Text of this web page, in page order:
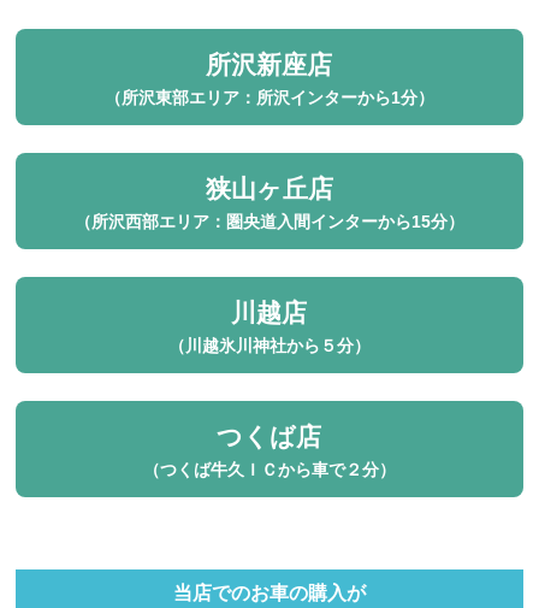
所沢新座店
（所沢東部エリア：所沢インターから1分）
狭山ヶ丘店
（所沢西部エリア：圏央道入間インターから15分）
川越店
（川越氷川神社から５分）
つくば店
（つくば牛久ＩＣから車で２分）
当店でのお車の購入が